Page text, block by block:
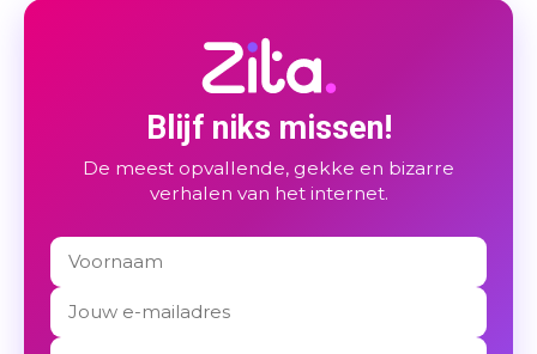
Blijf niks missen!
De meest opvallende, gekke en bizarre
verhalen van het internet.